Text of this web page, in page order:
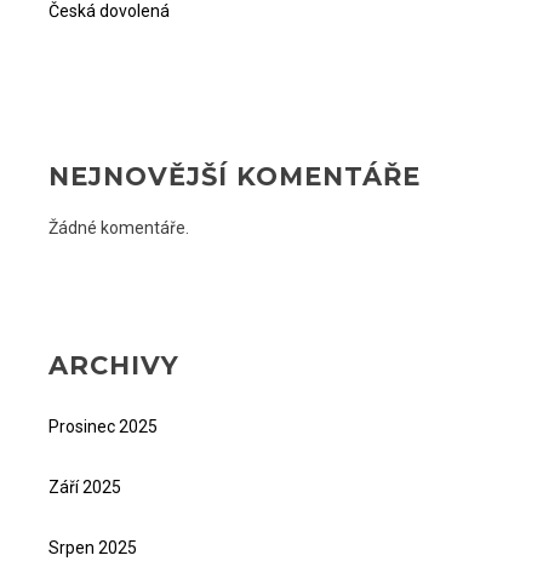
Česká dovolená
NEJNOVĚJŠÍ KOMENTÁŘE
Žádné komentáře.
ARCHIVY
Prosinec 2025
Září 2025
Srpen 2025